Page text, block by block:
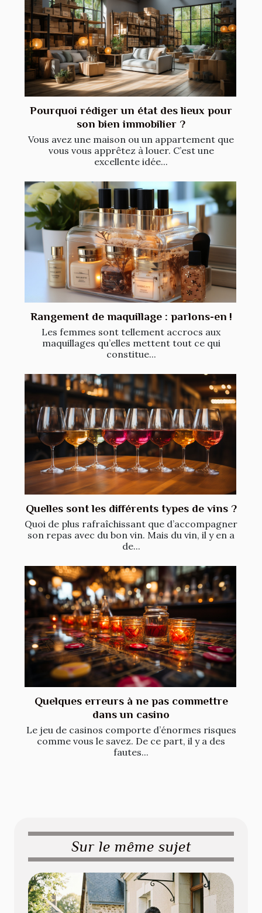
Pourquoi rédiger un état des lieux pour
son bien immobilier ?
Vous avez une maison ou un appartement que
vous vous apprêtez à louer. C’est une
excellente idée...
Rangement de maquillage : parlons-en !
Les femmes sont tellement accrocs aux
maquillages qu’elles mettent tout ce qui
constitue...
Quelles sont les différents types de vins ?
Quoi de plus rafraîchissant que d’accompagner
son repas avec du bon vin. Mais du vin, il y en a
de...
Quelques erreurs à ne pas commettre
dans un casino
Le jeu de casinos comporte d’énormes risques
comme vous le savez. De ce part, il y a des
fautes...
Sur le même sujet